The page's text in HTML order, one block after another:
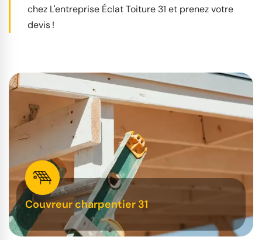
chez L'entreprise Éclat Toiture 31 et prenez votre
devis !
Couvreur charpentier 31